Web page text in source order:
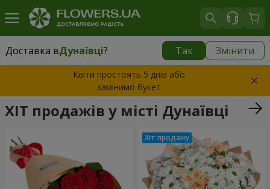
Доставка вДунаївці? Так Змінити
Доставка вДунаївці|
Квіти простоять 5 днів або
замінимо букет
ХІТ продажів у місті Дунаївці